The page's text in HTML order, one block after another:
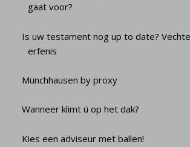
gaat voor?
Is uw testament nog up to date?
erfenis
Münchhausen by proxy
Wanneer klimt ú op het dak?
Kies een adviseur met ballen!